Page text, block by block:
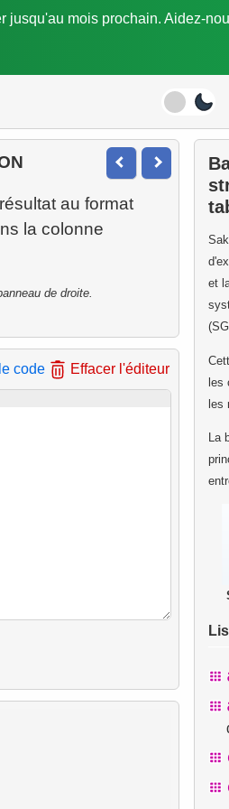
mois prochain. Aidez-
au format
la colonne
de droite.
code Effacer l'éditeur
et
les
les